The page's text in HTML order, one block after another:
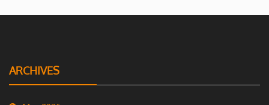
ARCHIVES